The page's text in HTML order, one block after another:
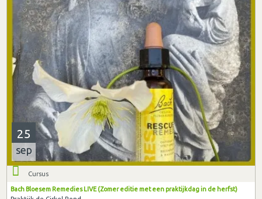
25
sep
Cursus
Bach Bloesem Remedies LIVE (Zomer editie met een praktijkdag in de herfst)